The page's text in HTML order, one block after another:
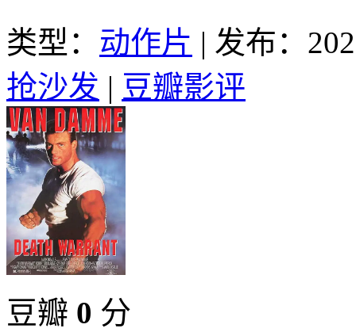
类型： 动作片 | 发布：
抢沙发 | 豆瓣影评
豆瓣 0 分